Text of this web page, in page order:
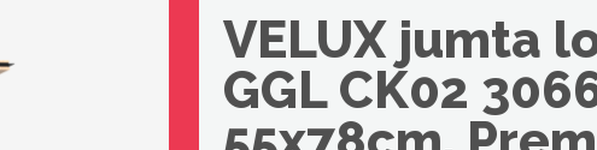
VELUX jumta
GGL CK02